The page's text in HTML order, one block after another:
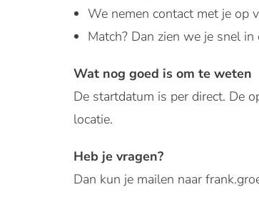
We nemen contact met je op
Match? Dan zien we je snel in
Wat nog goed is om te weten
De startdatum is per direct. De
locatie.
Heb je vragen?
Dan kun je mailen naar